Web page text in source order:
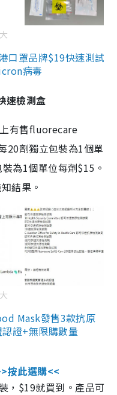
口罩品牌$19快速測試
病毒
速檢測盒
有售fluorecare
20劑獨立包裝為1個單
為1個單位每劑$15。
結果。
Mask發售3款抗原
證+無限購數量
按此選購<<
，$19就買到。產品可